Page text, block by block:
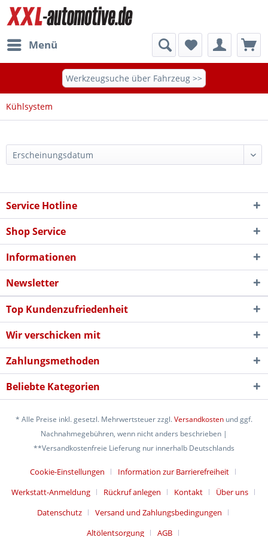
Menü
Werkzeugsuche über Fahrzeug >>
Kühlsystem
Service Hotline
Shop Service
Informationen
Newsletter
Top Kundenzufriedenheit
Wir verschicken mit
Zahlungsmethoden
Beliebte Kategorien
* Alle Preise inkl. gesetzl. Mehrwertsteuer zzgl.Versandkosten und ggf.
Nachnahmegebühren, wenn nicht anders beschrieben |
**Versandkostenfreie Lieferung nur innerhalb Deutschlands
Cookie-Einstellungen
Information zur Barrierefreiheit
Werkstatt-Anmeldung
Rückruf anlegen Kontakt
Über uns
Datenschutz
Versand und Zahlungsbedingungen
Altölentsorgung
AGB